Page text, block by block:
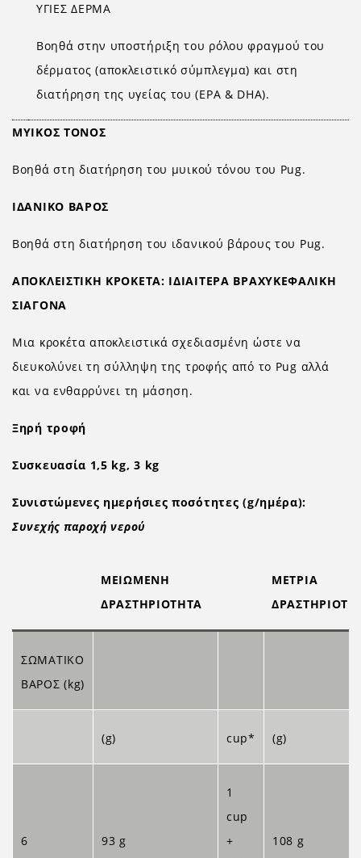
ΥΓΙΕΣ ΔΕΡΜΑ
Βοηθά στην υποστήριξη του ρόλου φραγμού του
δέρματος (αποκλειστικό σύμπλεγμα) και στη
διατήρηση της υγείας του (EPA & DHA).
ΜΥΙΚΟΣ ΤΟΝΟΣ
Βοηθά στη διατήρηση του μυικού τόνου του Pug.
ΙΔΑΝΙΚΟ ΒΑΡΟΣ
Βοηθά στη διατήρηση του ιδανικού βάρους του Pug.
ΑΠΟΚΛΕΙΣΤΙΚΗ ΚΡΟΚΕΤΑ: ΙΔΙΑΙΤΕΡΑ ΒΡΑΧΥΚΕΦΑΛΙΚΗ
ΣΙΑΓΟΝΑ
Μια κροκέτα αποκλειστικά σχεδιασμένη ώστε να
διευκολύνει τη σύλληψη της τροφής από το Pug αλλά
και να ενθαρρύνει τη μάσηση.
Ξηρή τροφή
Συσκευασία 1,5 kg, 3 kg
Συνιστώμενες ημερήσιες ποσότητες (g/ημέρα):
Συνεχής παροχή νερού
ΜΕΙΩΜΕΝΗ
ΔΡΑΣΤΗΡΙΟΤΗΤΑ
ΜΕΤΡΙΑ
ΣΩΜΑΤΙΚΟ
ΒΑΡΟΣ (kg)
(g) cup* (g)
6 93 g
1
cup
+
108 g